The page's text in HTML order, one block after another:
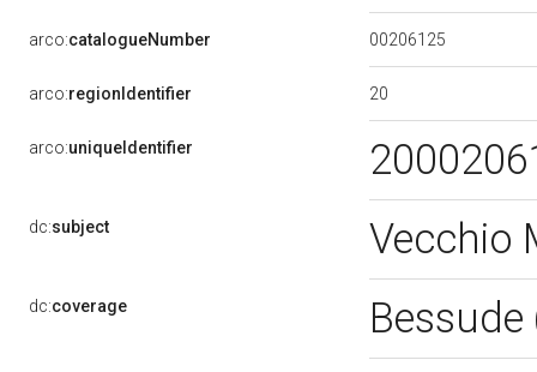
arco:catalogueNumber 00206125
arco:regionIdentifier 20
arco:uniqueIdentifier
dc:subject Vecchio
dc:coverage